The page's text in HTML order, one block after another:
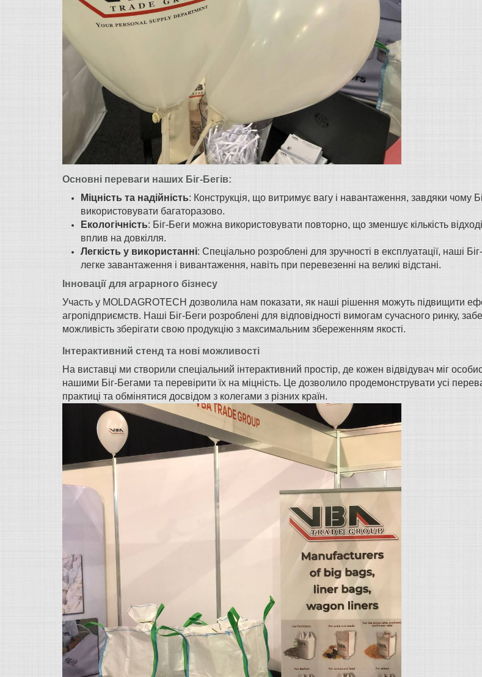
Основні переваги наших Біг-Бегів:
Міцність та надійність: Конструкція, що витримує вагу і навантаження, завдяки чому
використовувати багаторазово.
Екологічність: Біг-Беги можна використовувати повторно, що зменшує кількість
вплив на довкілля.
Легкість у використанні: Спеціально розроблені для зручності в експлуатації, наші
легке завантаження і вивантаження, навіть при перевезенні на великі відстані.
Інновації для аграрного бізнесу
Участь у MOLDAGROTECH дозволила нам показати, як наші рішення можуть підвищити
агропідприємств. Наші Біг-Беги розроблені для відповідності вимогам сучасного ринку,
можливість зберігати свою продукцію з максимальним збереженням якості.
Інтерактивний стенд та нові можливості
На виставці ми створили спеціальний інтерактивний простір, де кожен відвідувач міг
нашими Біг-Бегами та перевірити їх на міцність. Це дозволило продемонструвати усі
практиці та обмінятися досвідом з колегами з різних країн.